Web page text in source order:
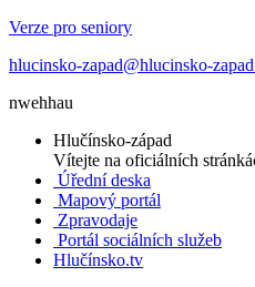
Verze pro seniory
hlucinsko-zapad@hlucinsko-
nwehhau
Hlučínsko-západ
Vítejte na oficiálních
Úřední deska
Mapový portál
Zpravodaje
Portál sociálních služeb
Hlučínsko.tv